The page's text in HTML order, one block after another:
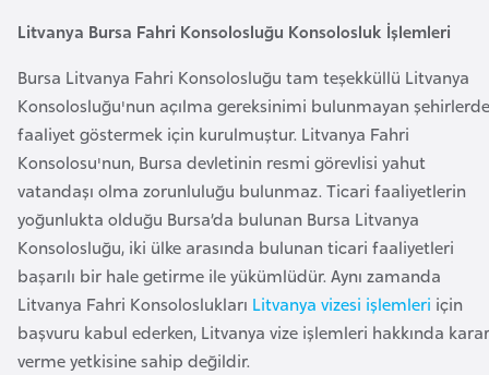
e
i
Litvanya Bursa Fahri Konsolosluğu Konsolosluk İşlemleri
Bursa Litvanya Fahri Konsolosluğu tam teşekküllü Litvanya
Konsolosluğu'nun açılma gereksinimi bulunmayan şehirlerde
faaliyet göstermek için kurulmuştur. Litvanya Fahri
Konsolosu'nun, Bursa devletinin resmi görevlisi yahut
vatandaşı olma zorunluluğu bulunmaz. Ticari faaliyetlerin
yoğunlukta olduğu Bursa’da bulunan Bursa Litvanya
Konsolosluğu, iki ülke arasında bulunan ticari faaliyetleri
başarılı bir hale getirme ile yükümlüdür. Aynı zamanda
Litvanya Fahri Konsoloslukları Litvanya vizesi işlemleri için
başvuru kabul ederken, Litvanya vize işlemleri hakkında karar
verme yetkisine sahip değildir.
e
b
a
y
a